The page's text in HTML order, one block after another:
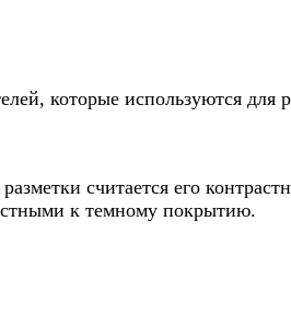
которые используются
считается его
к темному покрытию.